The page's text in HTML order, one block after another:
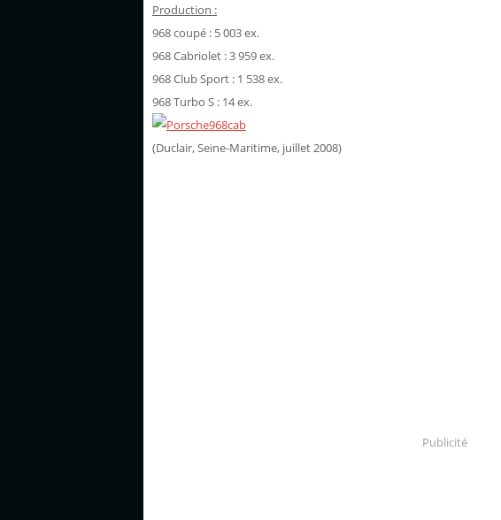
Production :
968 coupé : 5 003 ex.
968 Cabriolet : 3 959 ex.
968 Club Sport : 1 538 ex.
968 Turbo S : 14 ex.
(Duclair, Seine-Maritime, juillet 2008)
Publicité